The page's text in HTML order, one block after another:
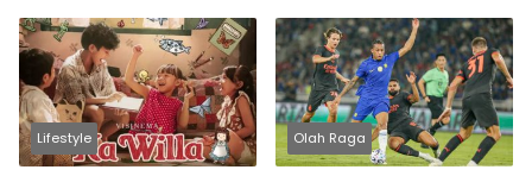
Lifestyle Olah Raga